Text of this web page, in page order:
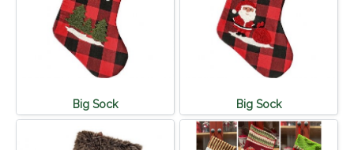
Big Sock Big Sock